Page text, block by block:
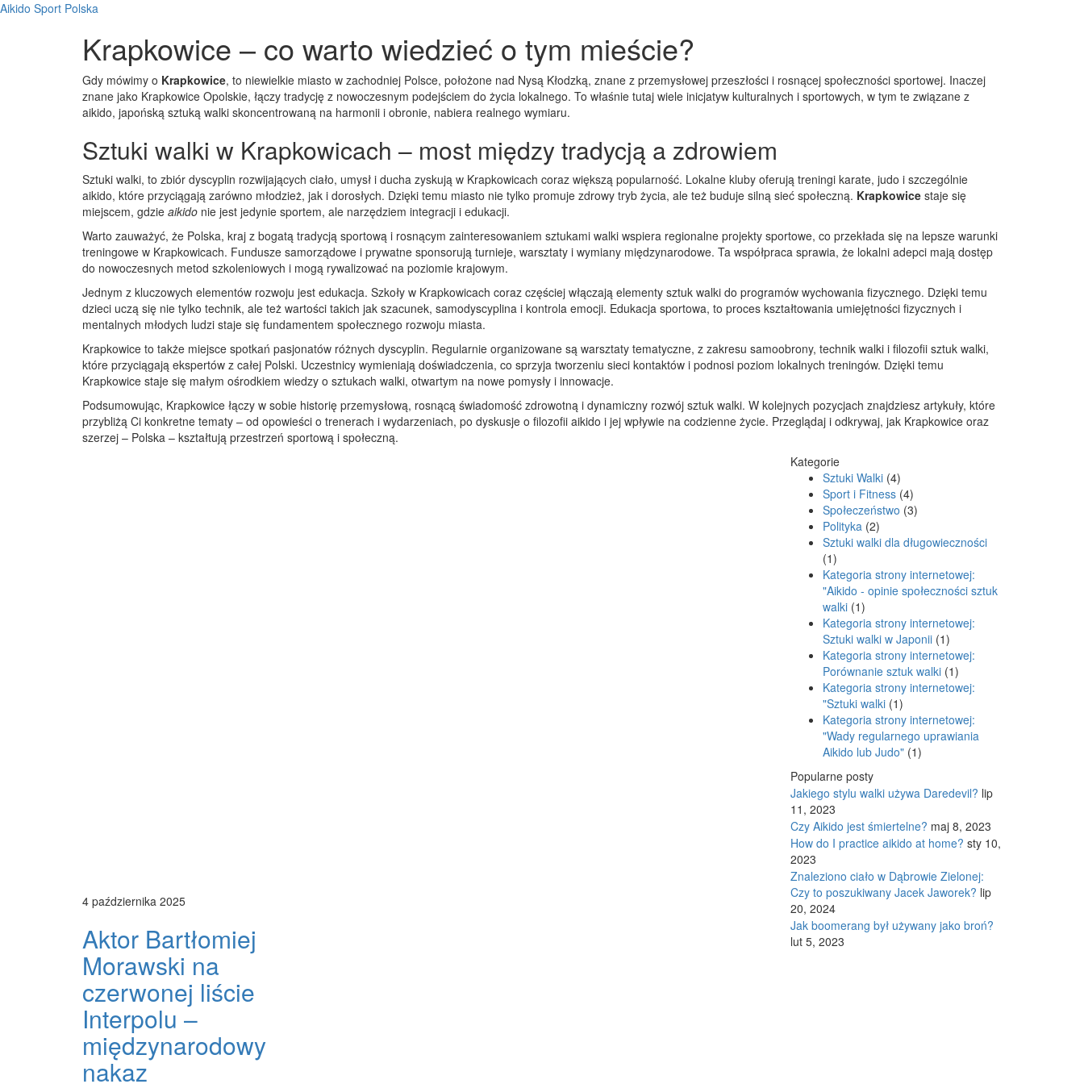
Aikido Sport Polska
Krapkowice – co warto wiedzieć o tym mieście?
Gdy mówimy o Krapkowice, to niewielkie miasto w zachodniej Polsce, położone nad Nysą Kłodzką, znane z przemysłowej przeszłości i rosnącej społeczności sportowej. Inaczej
znane jako Krapkowice Opolskie, łączy tradycję z nowoczesnym podejściem do życia lokalnego. To właśnie tutaj wiele inicjatyw kulturalnych i sportowych, w tym te związane z
aikido, japońską sztuką walki skoncentrowaną na harmonii i obronie, nabiera realnego wymiaru.
Sztuki walki w Krapkowicach – most między tradycją a zdrowiem
Sztuki walki, to zbiór dyscyplin rozwijających ciało, umysł i ducha zyskują w Krapkowicach coraz większą popularność. Lokalne kluby oferują treningi karate, judo i szczególnie
aikido, które przyciągają zarówno młodzież, jak i dorosłych. Dzięki temu miasto nie tylko promuje zdrowy tryb życia, ale też buduje silną sieć społeczną. Krapkowice staje się
miejscem, gdzie aikido nie jest jedynie sportem, ale narzędziem integracji i edukacji.
Warto zauważyć, że Polska, kraj z bogatą tradycją sportową i rosnącym zainteresowaniem sztukami walki wspiera regionalne projekty sportowe, co przekłada się na lepsze warunki
treningowe w Krapkowicach. Fundusze samorządowe i prywatne sponsorują turnieje, warsztaty i wymiany międzynarodowe. Ta współpraca sprawia, że lokalni adepci mają dostęp
do nowoczesnych metod szkoleniowych i mogą rywalizować na poziomie krajowym.
Jednym z kluczowych elementów rozwoju jest edukacja. Szkoły w Krapkowicach coraz częściej włączają elementy sztuk walki do programów wychowania fizycznego. Dzięki temu
dzieci uczą się nie tylko technik, ale też wartości takich jak szacunek, samodyscyplina i kontrola emocji. Edukacja sportowa, to proces kształtowania umiejętności fizycznych i
mentalnych młodych ludzi staje się fundamentem społecznego rozwoju miasta.
Krapkowice to także miejsce spotkań pasjonatów różnych dyscyplin. Regularnie organizowane są warsztaty tematyczne, z zakresu samoobrony, technik walki i filozofii sztuk walki,
które przyciągają ekspertów z całej Polski. Uczestnicy wymieniają doświadczenia, co sprzyja tworzeniu sieci kontaktów i podnosi poziom lokalnych treningów. Dzięki temu
Krapkowice staje się małym ośrodkiem wiedzy o sztukach walki, otwartym na nowe pomysły i innowacje.
Podsumowując, Krapkowice łączy w sobie historię przemysłową, rosnącą świadomość zdrowotną i dynamiczny rozwój sztuk walki. W kolejnych pozycjach znajdziesz artykuły, które
przybliżą Ci konkretne tematy – od opowieści o trenerach i wydarzeniach, po dyskusje o filozofii aikido i jej wpływie na codzienne życie. Przeglądaj i odkrywaj, jak Krapkowice oraz
szerzej – Polska – kształtują przestrzeń sportową i społeczną.
4 października 2025
Aktor Bartłomiej
Morawski na
czerwonej liście
Interpolu –
międzynarodowy
nakaz
Kategorie
Sztuki Walki (4)
Sport i Fitness (4)
Społeczeństwo (3)
Polityka (2)
Sztuki walki dla długowieczności
(1)
Kategoria strony internetowej:
"Aikido - opinie społeczności sztuk
walki (1)
Kategoria strony internetowej:
Sztuki walki w Japonii (1)
Kategoria strony internetowej:
Porównanie sztuk walki (1)
Kategoria strony internetowej:
"Sztuki walki (1)
Kategoria strony internetowej:
"Wady regularnego uprawiania
Aikido lub Judo" (1)
Popularne posty
Jakiego stylu walki używa Daredevil? lip
11, 2023
Czy Aikido jest śmiertelne? maj 8, 2023
How do I practice aikido at home? sty 10,
2023
Znaleziono ciało w Dąbrowie Zielonej:
Czy to poszukiwany Jacek Jaworek? lip
20, 2024
Jak boomerang był używany jako broń?
lut 5, 2023